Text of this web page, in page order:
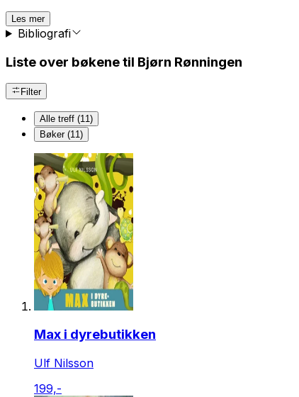
Les mer
Bibliografi
Liste over bøkene til Bjørn Rønningen
Filter
Alle treff (11)
Bøker (11)
Max i dyrebutikken
Ulf Nilsson
199,-